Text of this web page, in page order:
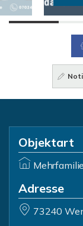
Objektart
Adresse
73240